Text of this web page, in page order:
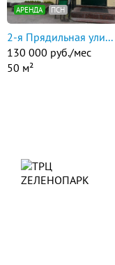
АРЕНДА ПСН
2-я Прядильная ули...
130 000 руб./мес
50 м²